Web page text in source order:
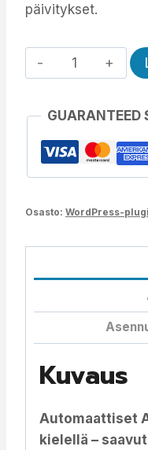
päivitykset.
Automatic
Multi-
Alt
Text
(OpenAI)
Monikielinen
määrä
GUARANTEED
Osasto: WordPress-
Kuvaus
Automaattiset
kielellä –